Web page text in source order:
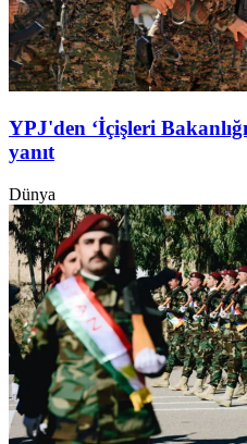
YPJ'den ‘İçişleri
yanıt
Dünya